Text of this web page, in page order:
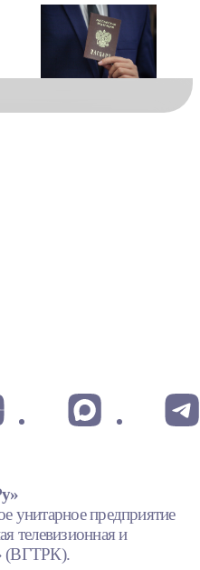
унитарное предприятие
телевизионная и
(ВГТРК).